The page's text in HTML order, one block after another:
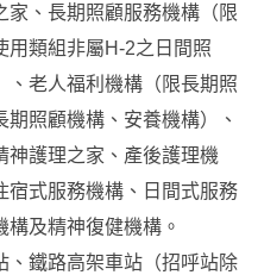
家、長期照顧服務機構（限
用類組非屬H-2之日間照
、老人福利機構（限長期照
照顧機構、安養機構）、
神護理之家、產後護理機
宿式服務機構、日間式服務
及精神復健機構。
、鐵路高架車站（招呼站除